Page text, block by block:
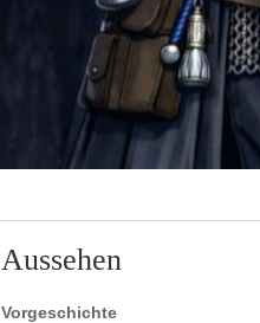
Aussehen
Vorgeschichte